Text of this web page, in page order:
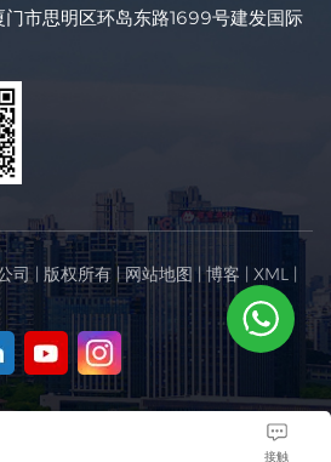
市思明区环岛东路1699号建发国际
司 | 版权所有 |网站地图 | 博客 | XML |
接触